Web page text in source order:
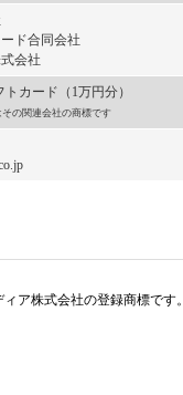
ド合同会社
会社
カード（1万円分）
の関連会社の商標です
ア株式会社の登録商標です。